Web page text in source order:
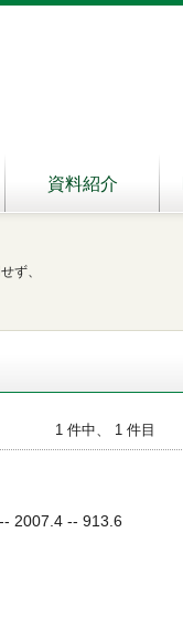
資料紹介
ず、
1 件中、 1 件目
2007.4 -- 913.6